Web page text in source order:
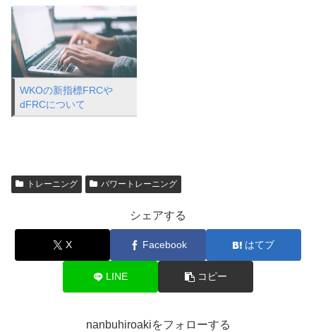
WKOの新指標FRCや
dFRCについて
トレーニング パワートレーニング
シェアする
X Facebook はてブ
LINE コピー
nanbuhiroakiをフォローする